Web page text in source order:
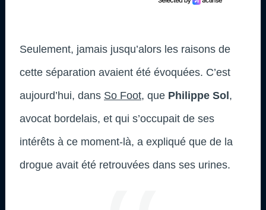
Seulement, jamais jusqu’alors les raisons de
cette séparation avaient été évoquées. C’est
aujourd’hui, dans So Foot, que Philippe Sol ,
avocat bordelais, et qui s’occupait de ses
intérêts à ce moment-là, a expliqué que de la
drogue avait été retrouvées dans ses urines.